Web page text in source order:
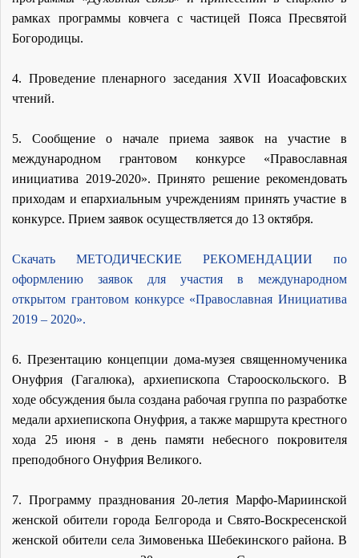
рамках программы ковчега с частицей Пояса Пресвятой
Богородицы.
4. Проведение пленарного заседания XVII Иоасафовских
чтений.
5. Сообщение о начале приема заявок на участие в
международном грантовом конкурсе «Православная
инициатива 2019-2020». Принято решение рекомендовать
приходам и епархиальным учреждениям принять участие в
конкурсе. Прием заявок осуществляется до 13 октября.
Скачать МЕТОДИЧЕСКИЕ РЕКОМЕНДАЦИИ по
оформлению заявок для участия в международном
открытом грантовом конкурсе «Православная Инициатива
2019 – 2020».
6. Презентацию концепции дома-музея священномученика
Онуфрия (Гагалюка), архиепископа Старооскольского. В
ходе обсуждения была создана рабочая группа по разработке
медали архиепископа Онуфрия, а также маршрута крестного
хода 25 июня - в день памяти небесного покровителя
преподобного Онуфрия Великого.
7. Программу празднования 20-летия Марфо-Мариинской
женской обители города Белгорода и Свято-Воскресенской
женской обители села Зимовенька Шебекинского района. В